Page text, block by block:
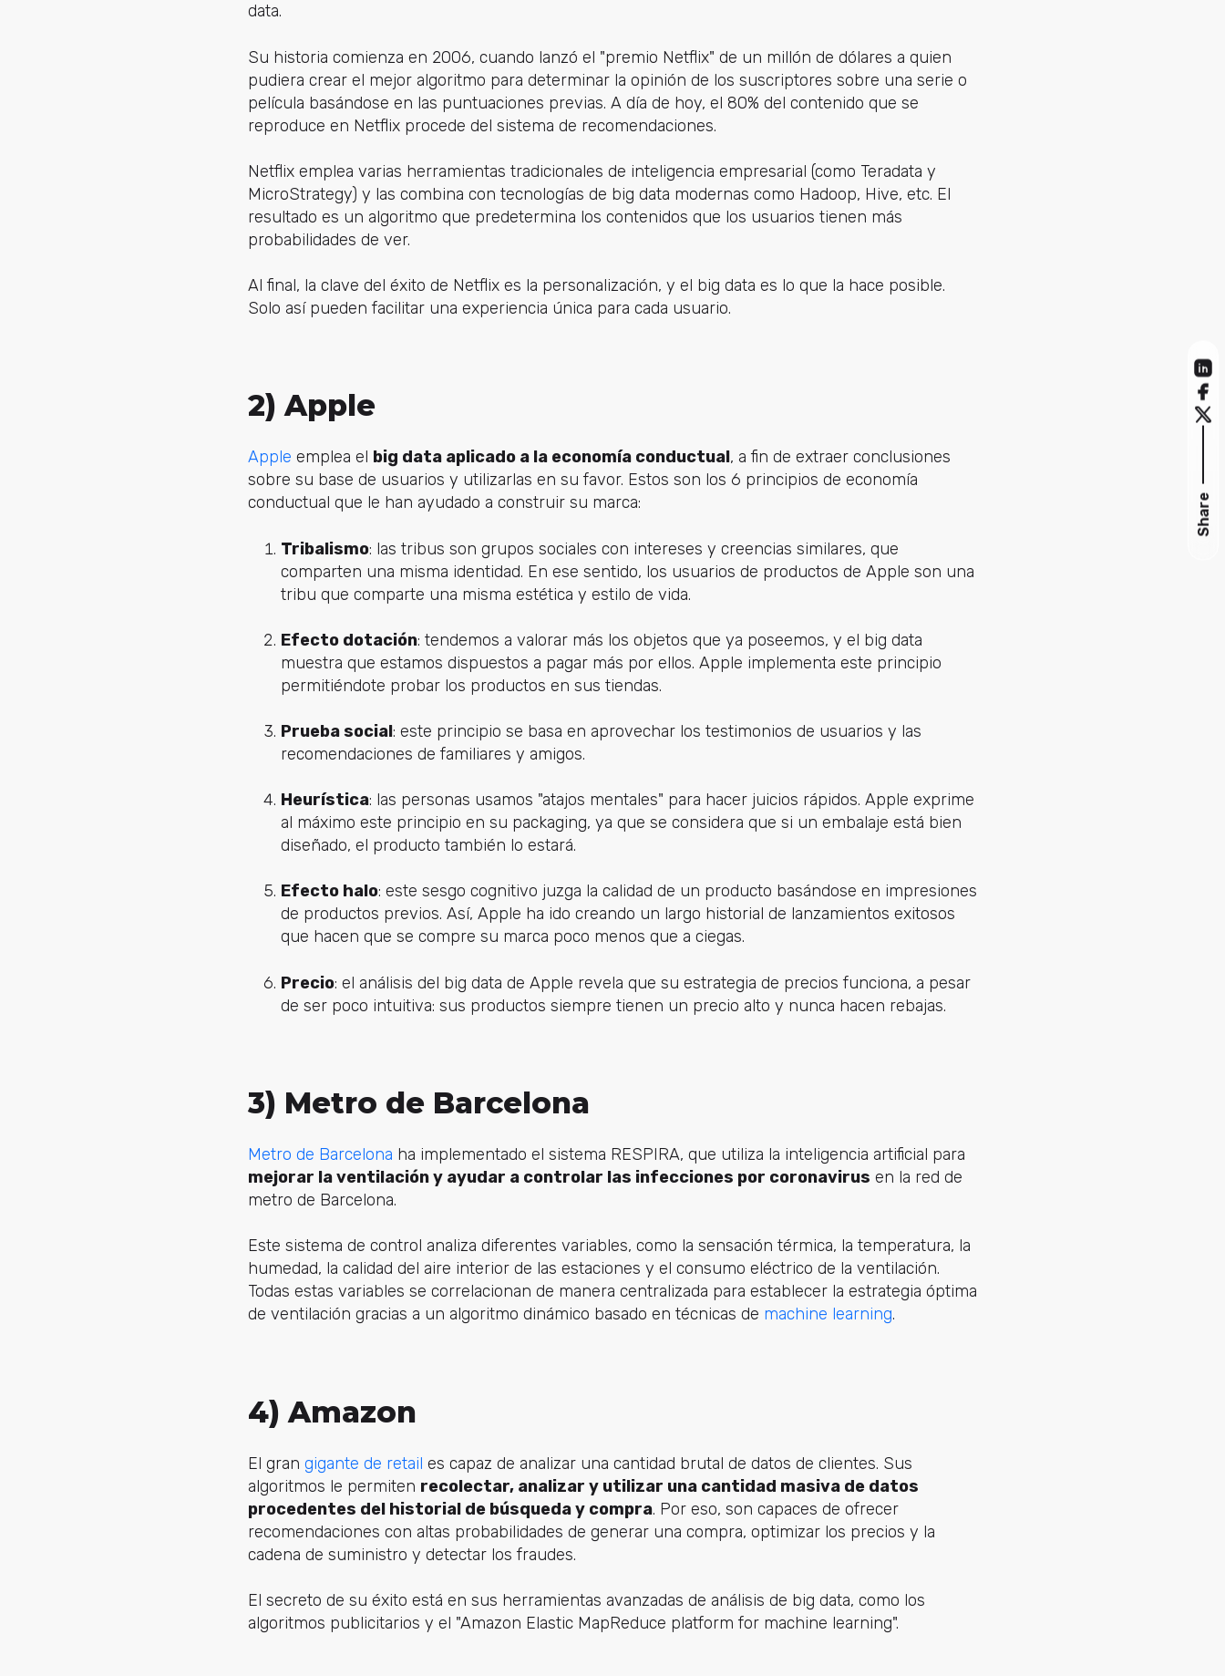
data.
Su historia comienza en 2006, cuando lanzó el "premio Netflix" de un millón de dólares a quien
pudiera crear el mejor algoritmo para determinar la opinión de los suscriptores sobre una serie o
película basándose en las puntuaciones previas. A día de hoy, el 80% del contenido que se
reproduce en Netflix procede del sistema de recomendaciones.
Netflix emplea varias herramientas tradicionales de inteligencia empresarial (como Teradata y
MicroStrategy) y las combina con tecnologías de big data modernas como Hadoop, Hive, etc. El
resultado es un algoritmo que predetermina los contenidos que los usuarios tienen más
probabilidades de ver.
Al final, la clave del éxito de Netflix es la personalización, y el big data es lo que la hace posible.
Solo así pueden facilitar una experiencia única para cada usuario.
2) Apple
Apple emplea el big data aplicado a la economía conductual, a fin de extraer conclusiones
sobre su base de usuarios y utilizarlas en su favor. Estos son los 6 principios de economía
conductual que le han ayudado a construir su marca:
Tribalismo: las tribus son grupos sociales con intereses y creencias similares, que
comparten una misma identidad. En ese sentido, los usuarios de productos de Apple son una
tribu que comparte una misma estética y estilo de vida.
Efecto dotación: tendemos a valorar más los objetos que ya poseemos, y el big data
muestra que estamos dispuestos a pagar más por ellos. Apple implementa este principio
permitiéndote probar los productos en sus tiendas.
Prueba social: este principio se basa en aprovechar los testimonios de usuarios y las
recomendaciones de familiares y amigos.
Heurística: las personas usamos "atajos mentales" para hacer juicios rápidos. Apple exprime
al máximo este principio en su packaging, ya que se considera que si un embalaje está bien
diseñado, el producto también lo estará.
Efecto halo: este sesgo cognitivo juzga la calidad de un producto basándose en impresiones
de productos previos. Así, Apple ha ido creando un largo historial de lanzamientos exitosos
que hacen que se compre su marca poco menos que a ciegas.
Precio: el análisis del big data de Apple revela que su estrategia de precios funciona, a pesar
de ser poco intuitiva: sus productos siempre tienen un precio alto y nunca hacen rebajas.
3) Metro de Barcelona
Metro de Barcelona ha implementado el sistema RESPIRA, que utiliza la inteligencia artificial para
mejorar la ventilación y ayudar a controlar las infecciones por coronavirus en la red de
metro de Barcelona.
Este sistema de control analiza diferentes variables, como la sensación térmica, la temperatura, la
humedad, la calidad del aire interior de las estaciones y el consumo eléctrico de la ventilación.
Todas estas variables se correlacionan de manera centralizada para establecer la estrategia óptima
de ventilación gracias a un algoritmo dinámico basado en técnicas de machine learning.
4) Amazon
El gran gigante de retail es capaz de analizar una cantidad brutal de datos de clientes. Sus
algoritmos le permiten recolectar, analizar y utilizar una cantidad masiva de datos
procedentes del historial de búsqueda y compra. Por eso, son capaces de ofrecer
recomendaciones con altas probabilidades de generar una compra, optimizar los precios y la
cadena de suministro y detectar los fraudes.
El secreto de su éxito está en sus herramientas avanzadas de análisis de big data, como los
algoritmos publicitarios y el "Amazon Elastic MapReduce platform for machine learning".
Share